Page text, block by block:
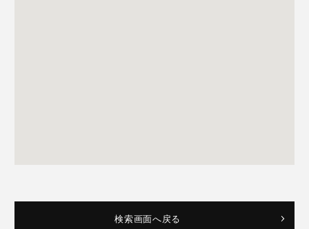
検索画面へ戻る